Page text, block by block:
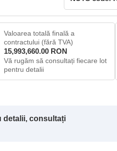
Valoarea totală finală a
contractului (fără TVA)
15,993,660.00 RON
Vă rugăm să consultați fiecare lot
pentru detalii
detalii, consultați